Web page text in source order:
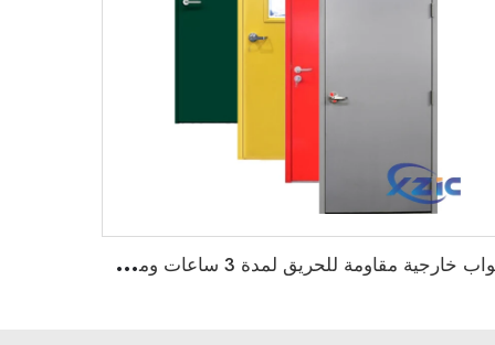
أ
بواب خارجية مقاومة للحريق لمدة 3 ساعات ومصنوعة من المعدن